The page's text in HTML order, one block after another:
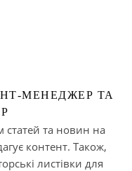
МЕНЕДЖЕР ТА
статей та новин на
контент. Також,
листівки для